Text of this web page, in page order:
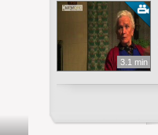
3.1 min